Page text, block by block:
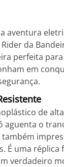
aventura
da
perfeita
em
de
aguenta o
É uma réplica
verdadeiro